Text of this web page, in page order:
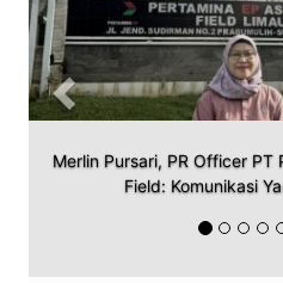
Merlin Pursari, PR Officer PT
Field: Komunikasi